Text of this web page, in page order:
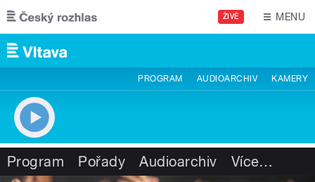
Přejít k hlavnímu obsahu
ŽIVĚ MENU
PROGRAM AUDIOARCHIV KAMERY
Program Pořady Audioarchiv Více…